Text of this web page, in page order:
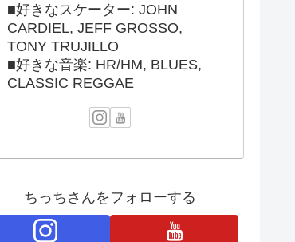
■好きなスケーター: JOHN
CARDIEL, JEFF GROSSO,
TONY TRUJILLO
■好きな音楽: HR/HM, BLUES,
CLASSIC REGGAE
ちっちさんをフォローする